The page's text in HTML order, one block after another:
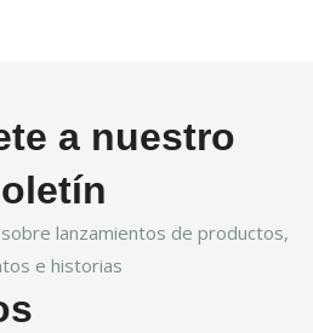
a nuestro
lanzamientos de productos,
e historias